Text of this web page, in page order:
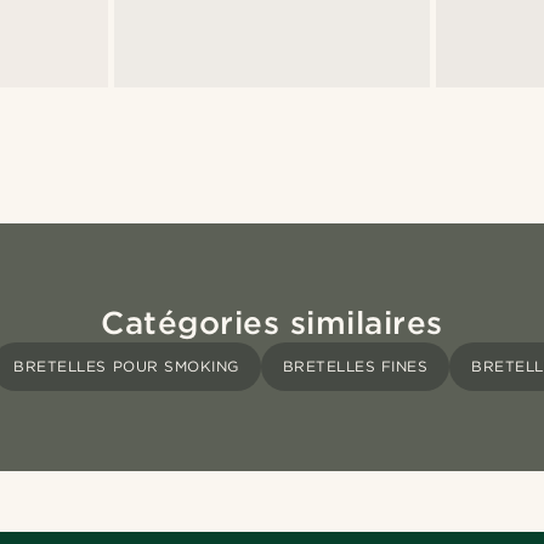
Catégories similaires
BRETELLES POUR SMOKING BRETELLES FINES